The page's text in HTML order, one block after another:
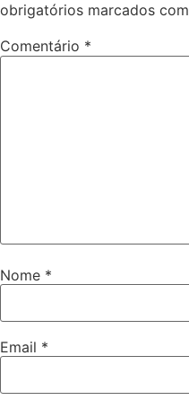
obrigatórios marcados com
Comentário *
Nome *
Email *